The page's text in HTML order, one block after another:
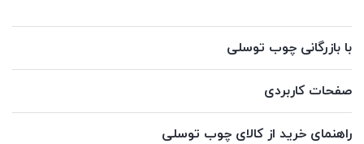
با بازرگانی چوب توسلی
صفحات کاربردی
راهنمای خرید از کالای چوب توسلی